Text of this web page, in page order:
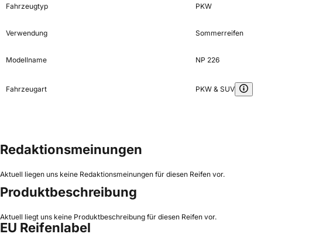
Fahrzeugtyp PKW
Verwendung Sommerreifen
Modellname NP 226
Fahrzeugart PKW & SUV
Redaktionsmeinungen
Aktuell liegen uns keine Redaktionsmeinungen für diesen Reifen vor.
Produktbeschreibung
Aktuell liegt uns keine Produktbeschreibung für diesen Reifen vor.
EU Reifenlabel